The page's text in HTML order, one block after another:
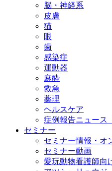
脳・神経系
皮膚
猫
眼
歯
感染症
運動器
麻酔
救急
薬理
ヘルスケア
症例報告ニュース
セミナー
セミナー情報・オ
セミナー動画
愛玩動物看護師向